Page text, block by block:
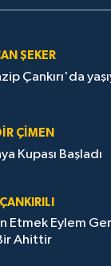
ŞEKER
Çankırı'da
ÇIMEN
Kupası Başladı
Etmek Eylem
Ahittir